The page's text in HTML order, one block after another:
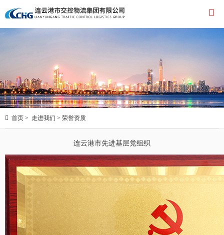

 首页 > 走进我们 > 荣誉资质
连云港市先进基层党组织